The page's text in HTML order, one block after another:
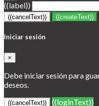
((label))
((cancelText)) ((createText))
Iniciar sesión
×
Debe iniciar sesión para
deseos.
((cancelText)) ((loginText))